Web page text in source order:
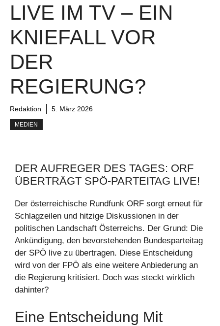
LIVE IM TV – EIN
KNIEFALL VOR
DER
REGIERUNG?
Redaktion 5. März 2026
MEDIEN
DER AUFREGER DES TAGES: ORF
ÜBERTRÄGT SPÖ-PARTEITAG LIVE!
Der österreichische Rundfunk ORF sorgt erneut für
Schlagzeilen und hitzige Diskussionen in der
politischen Landschaft Österreichs. Der Grund: Die
Ankündigung, den bevorstehenden Bundesparteitag
der SPÖ live zu übertragen. Diese Entscheidung
wird von der FPÖ als eine weitere Anbiederung an
die Regierung kritisiert. Doch was steckt wirklich
dahinter?
Eine Entscheidung Mit